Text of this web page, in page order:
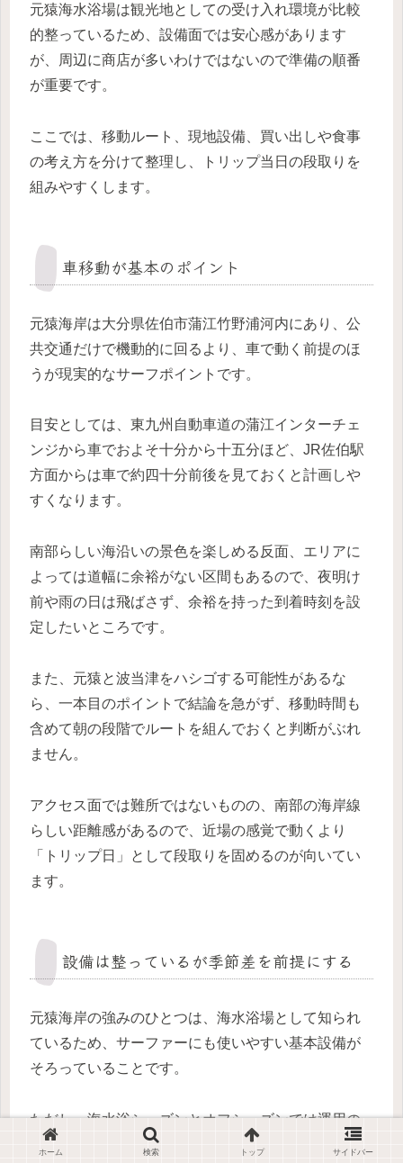
元猿海水浴場は観光地としての受け入れ環境が比較
的整っているため、設備面では安心感があります
が、周辺に商店が多いわけではないので準備の順番
が重要です。
ここでは、移動ルート、現地設備、買い出しや食事
の考え方を分けて整理し、トリップ当日の段取りを
組みやすくします。
車移動が基本のポイント
元猿海岸は大分県佐伯市蒲江竹野浦河内にあり、公
共交通だけで機動的に回るより、車で動く前提のほ
うが現実的なサーフポイントです。
目安としては、東九州自動車道の蒲江インターチェ
ンジから車でおよそ十分から十五分ほど、JR佐伯駅
方面からは車で約四十分前後を見ておくと計画しや
すくなります。
南部らしい海沿いの景色を楽しめる反面、エリアに
よっては道幅に余裕がない区間もあるので、夜明け
前や雨の日は飛ばさず、余裕を持った到着時刻を設
定したいところです。
また、元猿と波当津をハシゴする可能性があるな
ら、一本目のポイントで結論を急がず、移動時間も
含めて朝の段階でルートを組んでおくと判断がぶれ
ません。
アクセス面では難所ではないものの、南部の海岸線
らしい距離感があるので、近場の感覚で動くより
「トリップ日」として段取りを固めるのが向いてい
ます。
設備は整っているが季節差を前提にする
元猿海岸の強みのひとつは、海水浴場として知られ
ているため、サーファーにも使いやすい基本設備が
そろっていることです。
ただし、海水浴シーズンとオフシーズンでは運用の
細部が変わる可能性もあるため、現地で全部そろう
ホーム 検索 トップ サイドバー